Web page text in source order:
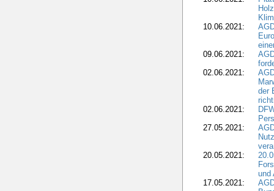
10.06.2021:
09.06.2021:
02.06.2021:
der
02.06.2021:
27.05.2021:
20.05.2021:
und
17.05.2021: